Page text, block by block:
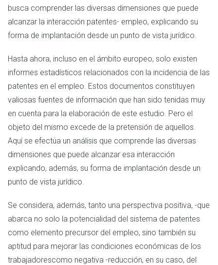
busca comprender las diversas dimensiones que puede
alcanzar la interacción patentes- empleo, explicando su
forma de implantación desde un punto de vista jurídico.
Hasta ahora, incluso en el ámbito europeo, solo existen
informes estadísticos relacionados con la incidencia de las
patentes en el empleo. Estos documentos constituyen
valiosas fuentes de información que han sido tenidas muy
en cuenta para la elaboración de este estudio. Pero el
objeto del mismo excede de la pretensión de aquellos.
Aquí se efectúa un análisis que comprende las diversas
dimensiones que puede alcanzar esa interacción
explicando, además, su forma de implantación desde un
punto de vista jurídico.
Se considera, además, tanto una perspectiva positiva, -que
abarca no solo la potencialidad del sistema de patentes
como elemento precursor del empleo, sino también su
aptitud para mejorar las condiciones económicas de los
trabajadorescomo negativa -reducción, en su caso, del